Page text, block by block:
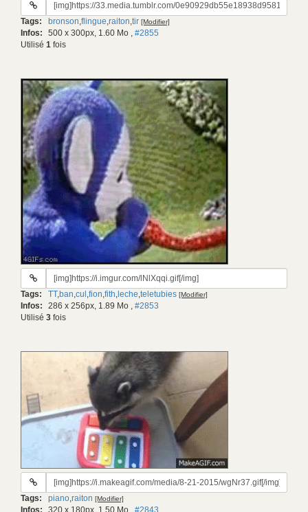
gif:
Tags: bronson,flingue,raiton,tir [Modifier]
Infos: 500 x 300px, 1.60 Mo , #2855
Utilisé 1 fois
URL
gif:
Tags: TT,ban,cul ,fion,fith, leche,teletubies [Modifier]
Infos: 286 x 256px, 1.89 Mo , #2853
Utilisé 3 fois
URL
gif:
Tags: piano,raiton [Modifier]
Infos: 320 x 180px, 1.50 Mo #2843